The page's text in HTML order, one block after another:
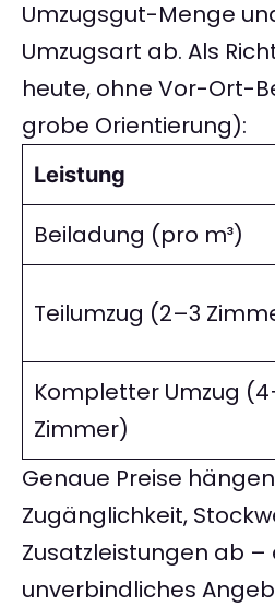
Umzugsgut-Menge
Umzugsart ab. Als
heute, ohne Vor-Ort-
grobe Orientierung):
Leistung
Beiladung (pro m³)
Teilumzug (2–3
Kompletter Umzug
Zimmer)
Genaue Preise
Zugänglichkeit,
Zusatzleistungen ab –
unverbindliches